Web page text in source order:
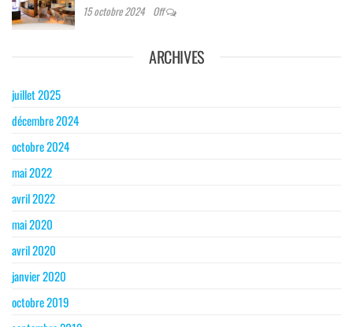
15 octobre 2024 Off
ARCHIVES
juillet 2025
décembre 2024
octobre 2024
mai 2022
avril 2022
mai 2020
avril 2020
janvier 2020
octobre 2019